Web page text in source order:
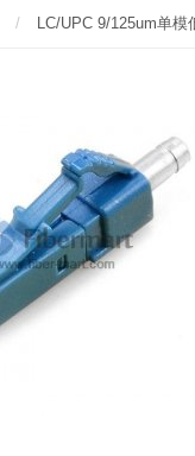
LC/UPC 9/125um单模